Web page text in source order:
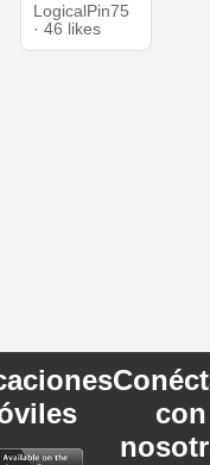
LogicalPin75
· 46 likes
con